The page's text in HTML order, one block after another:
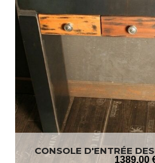
CONSOLE D'ENTRÉE
1389.00